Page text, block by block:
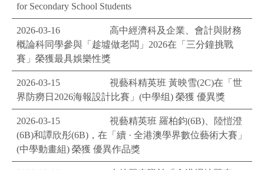
for Secondary School Students
2026-03-16
高中經濟科及企業、會計與財務
概論科同學參與「趁墟做老闆」2026在「三分鐘挑戰
賽」榮獲最具娛樂性獎
2026-03-15
視藝科精英班 黃映雪(2C)在「世
界防癆日2026海報設計比賽」(中學组) 榮獲 優異獎
2026-03-15
視藝精英班 羅柏鈞(6B)、陸愷澄
(6B)和譚欣彤(6B)，在「續 · 全港澳學界數位藝術大賽」
(中學動畫組) 榮獲 優異作品獎